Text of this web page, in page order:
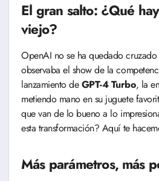
El gran salto: ¿Qué
viejo?
OpenAI no se ha quedado cruzado
observaba el show de la
lanzamiento deGPT-4 Turbo, la
metiendo mano en su juguete
que van de lo bueno a lo
esta transformación? Aquí te
Más parámetros, más